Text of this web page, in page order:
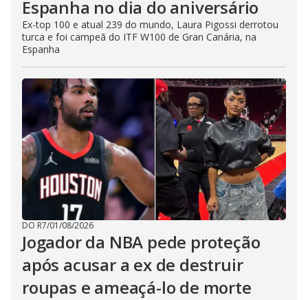
Espanha no dia do aniversário
Ex-top 100 e atual 239 do mundo, Laura Pigossi derrotou
turca e foi campeã do ITF W100 de Gran Canária, na
Espanha
DO R7/01/08/2026
Jogador da NBA pede proteção
após acusar a ex de destruir
roupas e ameaçá-lo de morte